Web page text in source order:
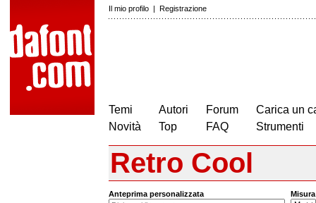
Il mio profilo | Registrazione
Temi
Novità
Autori
Top
Forum
FAQ
Carica un
Strumenti
Retro Cool
Anteprima personalizzata Misura